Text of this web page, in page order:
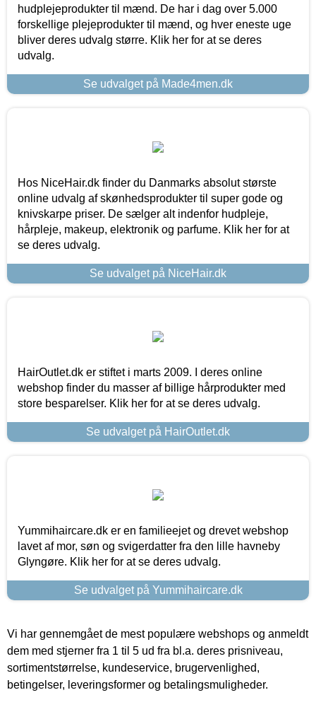
hudplejeprodukter til mænd. De har i dag over 5.000
forskellige plejeprodukter til mænd, og hver eneste uge
bliver deres udvalg større. Klik her for at se deres
udvalg.
Se udvalget på Made4men.dk
Hos NiceHair.dk finder du Danmarks absolut største
online udvalg af skønhedsprodukter til super gode og
knivskarpe priser. De sælger alt indenfor hudpleje,
hårpleje, makeup, elektronik og parfume. Klik her for at
se deres udvalg.
Se udvalget på NiceHair.dk
HairOutlet.dk er stiftet i marts 2009. I deres online
webshop finder du masser af billige hårprodukter med
store besparelser. Klik her for at se deres udvalg.
Se udvalget på HairOutlet.dk
Yummihaircare.dk er en familieejet og drevet webshop
lavet af mor, søn og svigerdatter fra den lille havneby
Glyngøre. Klik her for at se deres udvalg.
Se udvalget på Yummihaircare.dk
Vi har gennemgået de mest populære webshops og anmeldt
dem med stjerner fra 1 til 5 ud fra bl.a. deres prisniveau,
sortimentstørrelse, kundeservice, brugervenlighed,
betingelser, leveringsformer og betalingsmuligheder.